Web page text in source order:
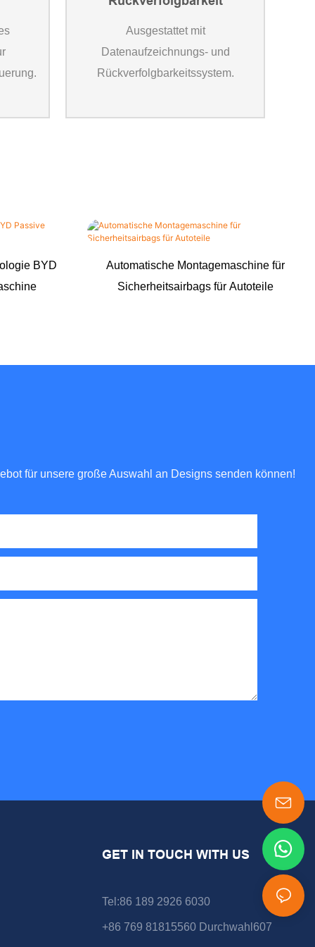
Ausgestattet mit
Datenaufzeichnungs- und
Rückverfolgbarkeitssystem.
BYD
Automatische Montagemaschine für
Sicherheitsairbags für Autoteile
für unsere große Auswahl an Designs senden können!
GET IN TOUCH WITH US
Tel:86 189 2926 6030
+86 769 81815560 Durchwahl607